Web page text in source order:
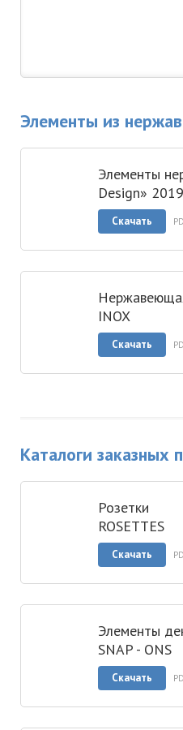
Элементы из
Элементы
Design» 2019
Скачать
INOX
Скачать
Каталоги заказных
Розетки
ROSETTES
Скачать
Элементы
SNAP - ONS
Скачать